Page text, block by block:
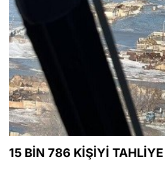
15 BİN 786 KİŞİYİ TAHLİYE